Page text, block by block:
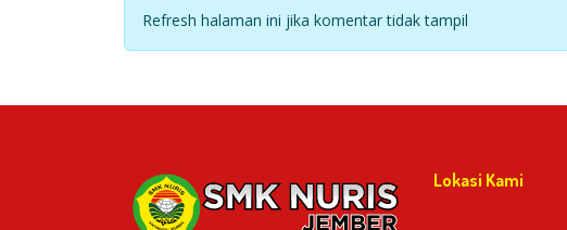
Refresh halaman ini jika komentar tidak tampil
Lokasi Kami